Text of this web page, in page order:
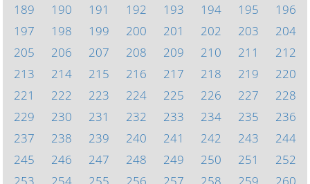
189
190 191 192 193 194 195
196
197
198 199 200 201 202 203
204
205
206 207 208 209 210 211
212
213
214 215 216 217 218 219
220
221
222 223 224 225 226 227
228
229
230 231 232 233 234 235
236
237
238 239 240 241 242 243
244
245
246 247 248 249 250 251
252